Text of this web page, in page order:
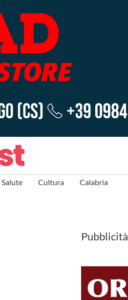
Salute Cultura Calabria
Pubblicità